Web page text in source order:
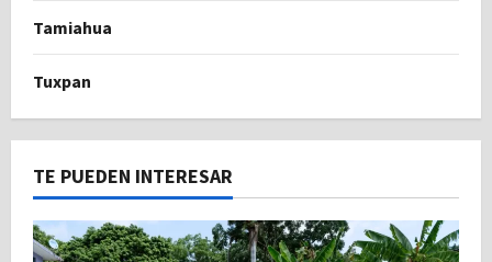
Tamiahua
Tuxpan
TE PUEDEN INTERESAR